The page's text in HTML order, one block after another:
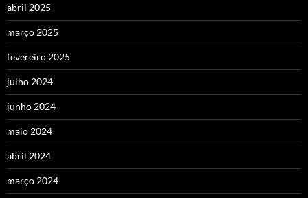
abril 2025
março 2025
fevereiro 2025
julho 2024
junho 2024
maio 2024
abril 2024
março 2024